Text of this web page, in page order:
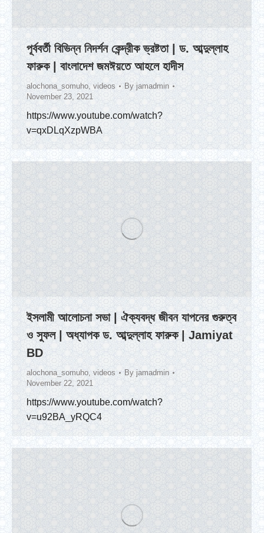
পূর্ববর্তী বিভিন্ন নিদর্শন কেন্দ্রীক ভ্রষ্টতা | ড. আব্দুল্লাহ
ফারুক | বাংলাদেশ জমঈয়তে আহলে হাদীস
alochona_somuho, videos By jamadmin
November 23, 2021
https://www.youtube.com/watch?
v=qxDLqXzpWBA
ইসলামী আলোচনা সভা | ঐক্যবদ্ধ জীবন যাপনের গুরুত্ব
ও সুফল | অধ্যাপক ড. আব্দুল্লাহ ফারুক | Jamiyat
BD
alochona_somuho, videos By jamadmin
November 22, 2021
https://www.youtube.com/watch?
v=u92BA_yRQC4